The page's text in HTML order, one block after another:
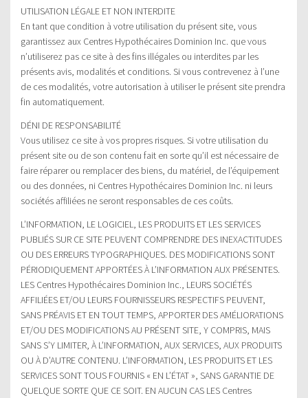
UTILISATION LÉGALE ET NON INTERDITE
En tant que condition à votre utilisation du présent site, vous
garantissez aux Centres Hypothécaires Dominion Inc. que vous
n’utiliserez pas ce site à des fins illégales ou interdites par les
présents avis, modalités et conditions. Si vous contrevenez à l’une
de ces modalités, votre autorisation à utiliser le présent site prendra
fin automatiquement.
DÉNI DE RESPONSABILITÉ
Vous utilisez ce site à vos propres risques. Si votre utilisation du
présent site ou de son contenu fait en sorte qu’il est nécessaire de
faire réparer ou remplacer des biens, du matériel, de l’équipement
ou des données, ni Centres Hypothécaires Dominion Inc. ni leurs
sociétés affiliées ne seront responsables de ces coûts.
L’INFORMATION, LE LOGICIEL, LES PRODUITS ET LES SERVICES
PUBLIÉS SUR CE SITE PEUVENT COMPRENDRE DES INEXACTITUDES
OU DES ERREURS TYPOGRAPHIQUES. DES MODIFICATIONS SONT
PÉRIODIQUEMENT APPORTÉES À L’INFORMATION AUX PRÉSENTES.
LES Centres Hypothécaires Dominion Inc., LEURS SOCIÉTÉS
AFFILIÉES ET/OU LEURS FOURNISSEURS RESPECTIFS PEUVENT,
SANS PRÉAVIS ET EN TOUT TEMPS, APPORTER DES AMÉLIORATIONS
ET/OU DES MODIFICATIONS AU PRÉSENT SITE, Y COMPRIS, MAIS
SANS S’Y LIMITER, À L’INFORMATION, AUX SERVICES, AUX PRODUITS
OU À D’AUTRE CONTENU. L’INFORMATION, LES PRODUITS ET LES
SERVICES SONT TOUS FOURNIS « EN L’ÉTAT », SANS GARANTIE DE
QUELQUE SORTE QUE CE SOIT. EN AUCUN CAS LES Centres